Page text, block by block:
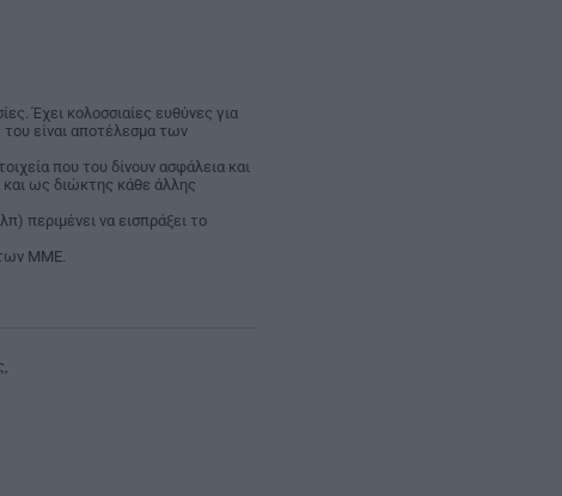
Έχει κολοσσιαίες ευθύνες για
είναι αποτέλεσμα των
που του δίνουν ασφάλεια και
και ως διώκτης κάθε άλλης
περιμένει να εισπράξει το
των ΜΜΕ.